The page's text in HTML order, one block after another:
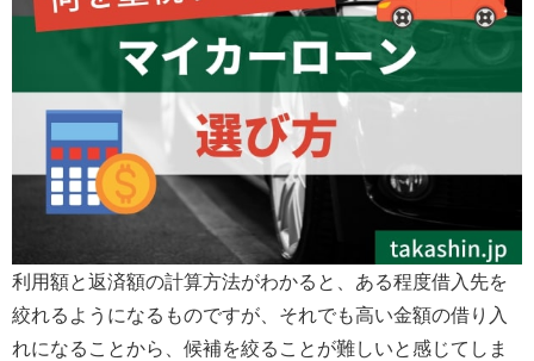
利用額と返済額の計算方法がわかると、ある程度借入先を
絞れるようになるものですが、それでも高い金額の借り入
れになることから、候補を絞ることが難しいと感じてしま